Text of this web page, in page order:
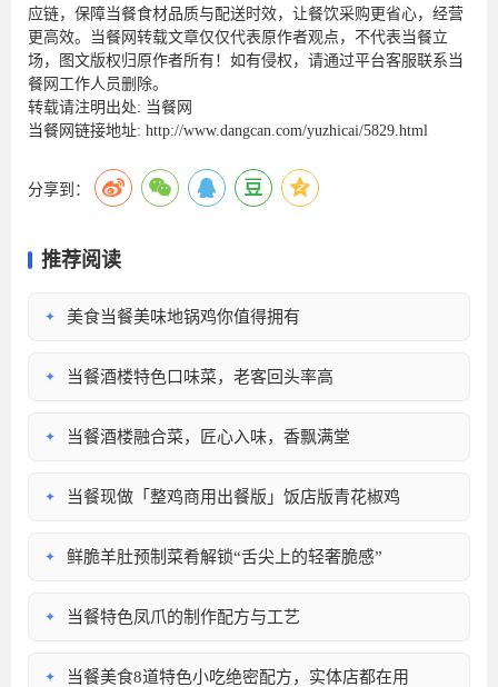
应链，保障当餐食材品质与配送时效，让餐饮采购更省心，经营
更高效。当餐网转载文章仅仅代表原作者观点，不代表当餐立
场，图文版权归原作者所有！如有侵权，请通过平台客服联系当
餐网工作人员删除。
转载请注明出处: 当餐网
当餐网链接地址: http://www.dangcan.com/yuzhicai/5829.html
分享到：
推荐阅读
✦ 美食当餐美味地锅鸡你值得拥有
✦ 当餐酒楼特色口味菜，老客回头率高
✦ 当餐酒楼融合菜，匠心入味，香飘满堂
✦ 当餐现做「整鸡商用出餐版」饭店版青花椒鸡
✦ 鲜脆羊肚预制菜肴解锁“舌尖上的轻奢脆感”
✦ 当餐特色凤爪的制作配方与工艺
✦ 当餐美食8道特色小吃绝密配方，实体店都在用